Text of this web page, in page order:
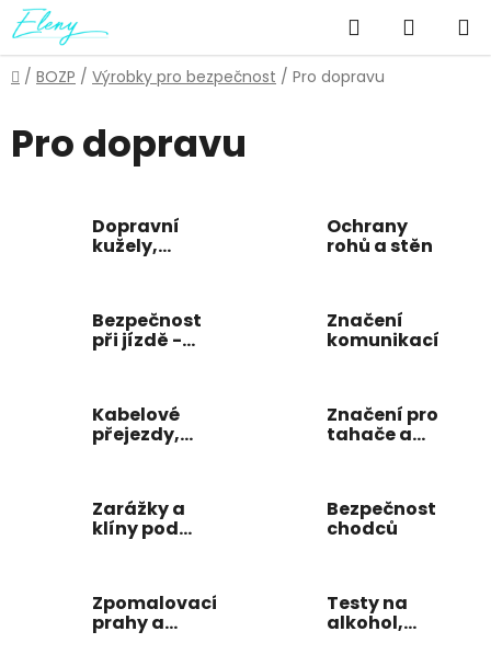
Přejít
na
obsah
Hledat
KOŠÍK
Domů
/ BOZP / Výrobky pro bezpečnost / Pro dopravu
Pro dopravu
Dopravní
kužely,
Ochrany
rohů a stěn
Bezpečnost
při jízdě -
Značení
komunikací
Kabelové
přejezdy,
Značení pro
tahače a
Zarážky a
klíny pod
Bezpečnost
chodců
Zpomalovací
prahy a
Testy na
alkohol,